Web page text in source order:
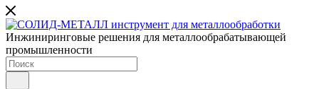
Инжиниринговые решения для металлообрабатывающей
промышленности